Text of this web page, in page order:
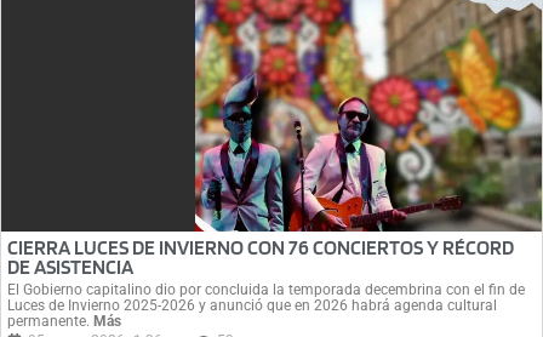
CIERRA LUCES DE INVIERNO CON 76 CONCIERTOS Y RÉCORD
DE ASISTENCIA
El Gobierno capitalino dio por concluida la temporada decembrina con el fin de
Luces de Invierno 2025-2026 y anunció que en 2026 habrá agenda cultural
permanente. Más